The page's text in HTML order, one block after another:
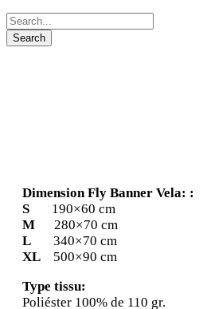
Dimension Fly Banner Vela: :
S 190×60 cm
M 280×70 cm
L 340×70 cm
XL 500×90 cm
Type tissu:
Poliéster 100% de 110 gr.